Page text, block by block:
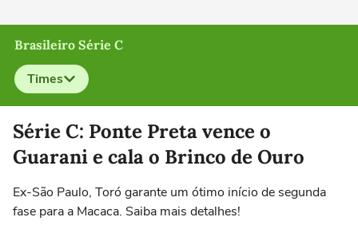
Brasileiro Série C
Times
Selecione o time para ver as notícias
Série C: Ponte Preta vence o
Guarani e cala o Brinco de Ouro
Ex-São Paulo, Toró garante um ótimo início de segunda
fase para a Macaca. Saiba mais detalhes!